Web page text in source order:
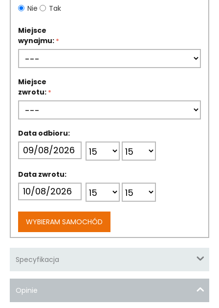
Nie
Tak
Miejsce
wynajmu:
Miejsce
zwrotu:
Data odbioru:
Data zwrotu:
WYBIERAM SAMOCHÓD
Specyfikacja
Opinie